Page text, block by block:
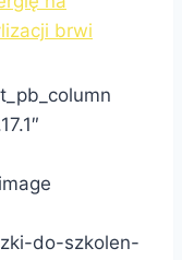
brwi
do-szkolen-